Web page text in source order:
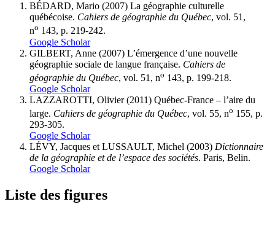
BÉDARD, Mario (2007) La géographie culturelle
québécoise. Cahiers de géographie du Québec, vol. 51,
no 143, p. 219-242.
Google Scholar
GILBERT, Anne (2007) L’émergence d’une nouvelle
géographie sociale de langue française. Cahiers de
géographie du Québec, vol. 51, no 143, p. 199-218.
Google Scholar
LAZZAROTTI, Olivier (2011) Québec-France – l’aire du
large. Cahiers de géographie du Québec, vol. 55, no 155, p.
293-305.
Google Scholar
LÉVY, Jacques et LUSSAULT, Michel (2003) Dictionnaire
de la géographie et de l’espace des sociétés. Paris, Belin.
Google Scholar
Liste des figures